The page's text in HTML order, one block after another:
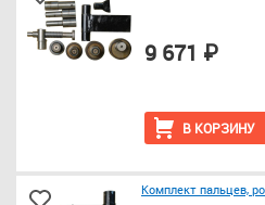
В КОРЗИНУ
9 671 ₽
Комплект пальцев,